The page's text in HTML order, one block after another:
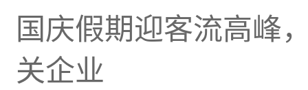
国庆假期迎客流高峰
关企业